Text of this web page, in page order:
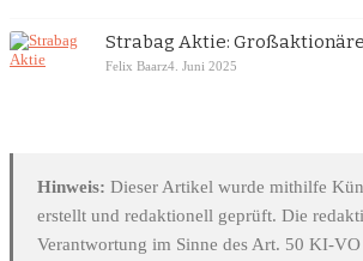
Strabag Aktie:
Felix Baarz4. Juni 2025
Hinweis: Dieser Artikel wurde mithilfe
erstellt und redaktionell geprüft. Die
Verantwortung im Sinne des Art. 50 KI-